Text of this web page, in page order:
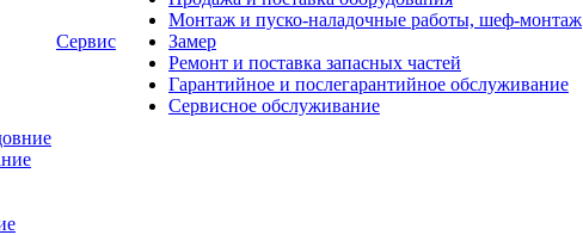
Сервис
Монтаж и пуско-наладочные работы, шеф-монтаж
Замер
Ремонт и поставка запасных частей
Гарантийное и послегарантийное обслуживание
Сервисное обслуживание